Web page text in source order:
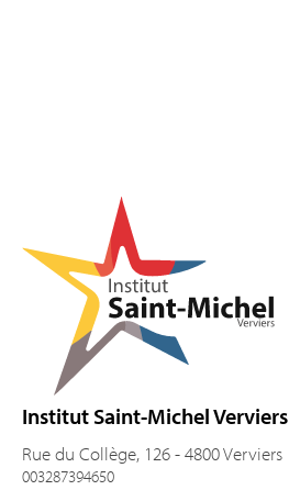
Institut Saint-Michel Verviers
Rue du Collège, 126 - 4800 Verviers
003287394650